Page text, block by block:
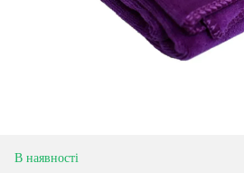
В наявності